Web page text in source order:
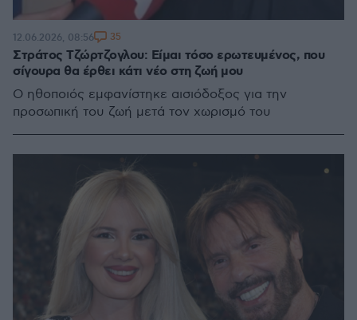
Στράτος Τζώρτζογλου: Είμαι τόσο ερωτευμένος, που
σίγουρα θα έρθει κάτι νέο στη ζωή μου
Ο ηθοποιός εμφανίστηκε αισιόδοξος για την
προσωπική του ζωή μετά τον χωρισμό του
12.06.2026, 08:56 35